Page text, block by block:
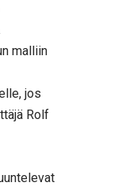
malliin
jos
Rolf